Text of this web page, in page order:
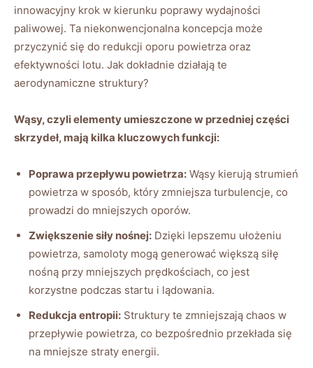
innowacyjny krok w kierunku poprawy wydajności
paliwowej. Ta niekonwencjonalna koncepcja może
przyczynić się do redukcji oporu powietrza oraz
efektywności lotu. ‌Jak dokładnie działają te
aerodynamiczne struktury?
Wąsy, czyli elementy umieszczone w przedniej części
skrzydeł, mają kilka⁣ kluczowych funkcji:
Poprawa przepływu powietrza: Wąsy kierują strumień
powietrza w sposób, który zmniejsza turbulencje, co
prowadzi do mniejszych oporów.
Zwiększenie siły nośnej: Dzięki lepszemu ⁤ułożeniu
powietrza, samoloty mogą generować większą siłę
nośną przy‌ mniejszych prędkościach, co jest
korzystne podczas startu i lądowania.
Redukcja ⁤entropii: Struktury ‍te zmniejszają chaos w
przepływie powietrza,​ co⁢ bezpośrednio ​przekłada się
na mniejsze straty energii.